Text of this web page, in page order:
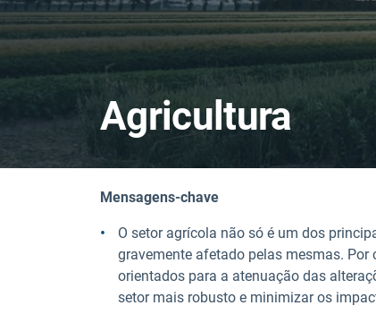
Agricultura
Mensagens-chave
O setor agrícola não só é um dos
gravemente afetado pelas mesmas.
orientados para a atenuação das
setor mais robusto e minimizar os